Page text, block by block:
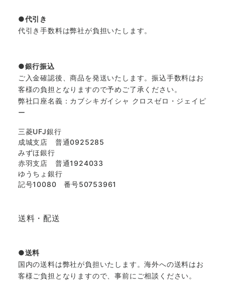
代引き
代引き手数料は弊社が負担いたします。
銀行振込
ご入金確認後、商品を発送いたします。振込手数料はお
客様の負担となりますので予めご了承ください。
弊社口座名義：カブシキガイシャ クロスゼロ・ジェイピ
ー
三菱UFJ銀行
成城支店 普通0925285
みずほ銀行
赤羽支店 普通1924033
ゆうちょ銀行
記号10080 番号50753961
送料・配送
送料
国内の送料は弊社が負担いたします。海外への送料はお
客様ご負担となりますので、事前にご相談ください。